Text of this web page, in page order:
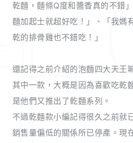
乾麵，麵條Q度和醬香真的不錯
麵加起士就超好吃！」、「我媽
乾的排骨雞也不錯吃！」
還記得之前介紹的泡麵四大天王
其中一款，大概是因為喜歡吃乾
是他們又推出了乾麵系列。
不過乾麵款小編記得很久之前就
銷售量偏低的關係所已停產。現